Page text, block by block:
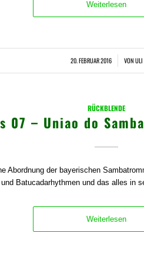
Weiterlesen
20. FEBRUAR 2016
/ VONULI
RÜCKBLENDE
07 – Uniao do
Abordnung der bayerischen
Batucadarhythmen und das alles in
Weiterlesen